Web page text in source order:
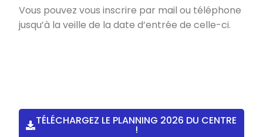
Vous pouvez vous inscrire par mail ou téléphone
jusqu’à la veille de la date d’entrée de celle-ci.
TÉLÉCHARGEZ LE PLANNING 2026 DU CENTRE
!